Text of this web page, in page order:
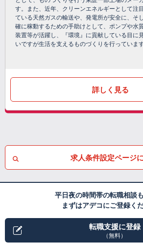
す。また、近年、クリーンエネルギーとして注
ている天然ガスの輸送や、発電所が安全に、そ
確に稼動するための手助けとして、ポンプや水
装置等が活躍し、『環境』に貢献している目に
いですが生活を支えるものづくりを行っています
詳しく見る
求人条件設定ページ
平日夜の時間帯の転職相談
まずはアデコにご登録く
転職支援に登録
（無料）